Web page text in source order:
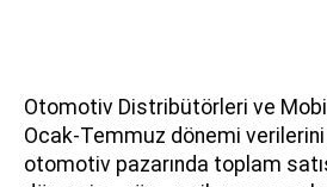
Otomotiv Distribütörleri ve
Ocak-Temmuz dönemi verilerini
otomotiv pazarında toplam